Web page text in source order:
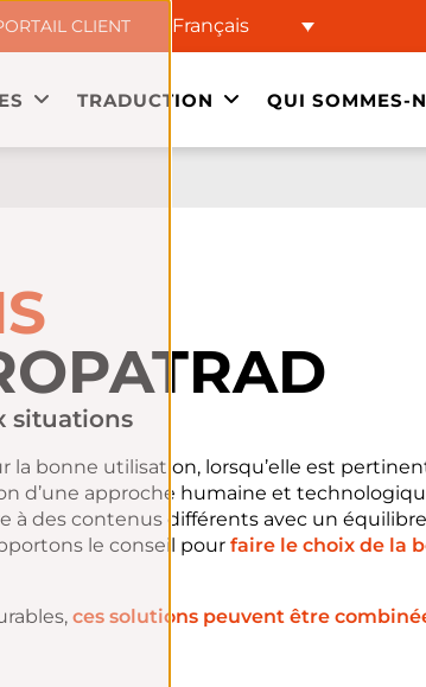
CLIENT Français
TRADUCTION QUI SOMMES-
situations
la bonne utilisation, lorsqu’elle est
d’une approche humaine et
à des contenus différents avec un équilibre
le conseil pour faire le choix de la
ces solutions peuvent être